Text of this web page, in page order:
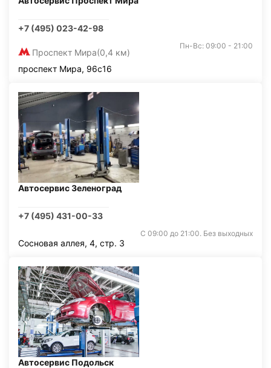
+7 (495) 023-42-98
Проспект Мира(0,4 км)
Пн-Вс: 09:00 - 21:00
проспект Мира, 96с16
Автосервис Зеленоград
+7 (495) 431-00-33
С 09:00 до 21:00. Без выходных
Сосновая аллея, 4, стр. 3
Автосервис Подольск